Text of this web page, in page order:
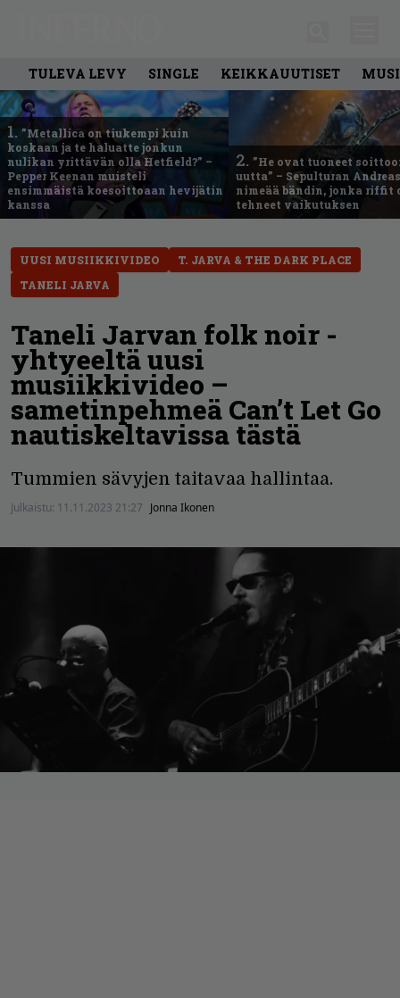
TULEVA LEVY SINGLE KEIKKAUUTISET
1. ”Metallica on tiukempi kuin
koskaan ja te haluatte jonkun
nulikan yrittävän olla Hetfield?” –
Pepper Keenan muisteli
ensimmäistä koesoittoaan hevijätin
kanssa
2. ”He ovat tuoneet
uutta” – Sepulturan
nimeää bändin, jonka riffit
tehneet vaikutuksen
UUSI MUSIIKKIVIDEO
T. JARVA & THE DARK PLACE
TANELI JARVA
Taneli Jarvan folk noir -
yhtyeeltä uusi
musiikkivideo –
sametinpehmeä Can’t Let Go
nautiskeltavissa tästä
Tummien sävyjen taitavaa hallintaa.
Julkaistu: 11.11.2023 21:27 Jonna Ikonen